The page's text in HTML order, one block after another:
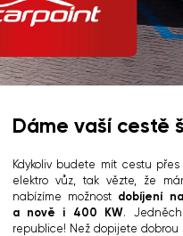
Dáme vaší cestě
Kdykoliv budete mít cestu
elektro vůz, tak vězte, že
nabízíme možnost dobíjení
a nově i 400 KW.
republice! Než dopijete